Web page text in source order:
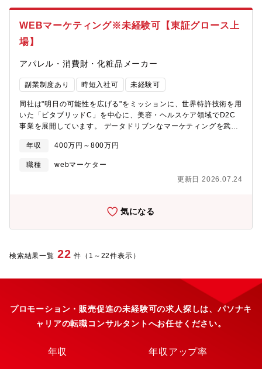
す。一部新規顧客開拓もあり）・参加企業様に向けたイベント当
業展とは日本で開催されるエンディング業界の2大イベントのうち
のひとつが当社で開催するエンディング産業展です。（エンディ
をする日本最大級の専門展示会となります）イベントのブース数
設置するチラシやWEB広告、イベント出展に関わる広告をメイン
(サイネージ広告、チラシ)、同社が発行 しているフリーマガジ
ン・WEBサイト広告となります。【職場の雰囲気】少人数の部署
ですので、意見や提案も反映してもらいやすい環境です。自立自
方にあう職場環境です。
WEBマーケティング※未経験可【東証グロース上
場】
アパレル・消費財・化粧品メーカー
副業制度あり 時短入社可 未経験可
同社は"明日の可能性を広げる"をミッションに、世界特許技術を用
いた「ビタブリッドC」を中心に、美容・ヘルスケア領域でD2C
事業を展開しています。 データドリブンなマーケティングを武器
そして今、東証上場という大きな節目を迎え、「第二創業期」へ
と突入しています。この上場を機に、商品数、売上拡大に伴い、
WEBマーケティングを中心としたデジタル領域でのマーケティン
グを担当いただけるメンバーを募集いたします。【職務内容】自
画立案から実行、改善までを一気通貫で推進いただくポジション
働しながら成果最大化を目指します。＜主な業務内容＞・新規販
促戦略および施策全体のプランニング・デジタル広告の運用およ
のUSP整理および訴求軸の設計・競合分析、市場調査、ターゲッ
トインサイトの抽出・施策に関する仮説立案、検証、改善サイク
ルの実行・広告代理店など協力会社のディレクション・アフィリ
エイトパートナーとの関係構築およびマネジメント・LP制作の企
画および制作ディレクション・記事コンテンツの企画、制作進
グおよび成果分析※経験が無くてもサポート体制がございますの
年収 400万円～800万円
職種
webマーケター
更新日 2026.07.24
気になる
検索結果一覧 22 件（1～22件表示）
プロモーション・販売促進の未経験可の求人探しは、パソナキ
ャリアの転職コンサルタントへお任せください。
年収 年収アップ率